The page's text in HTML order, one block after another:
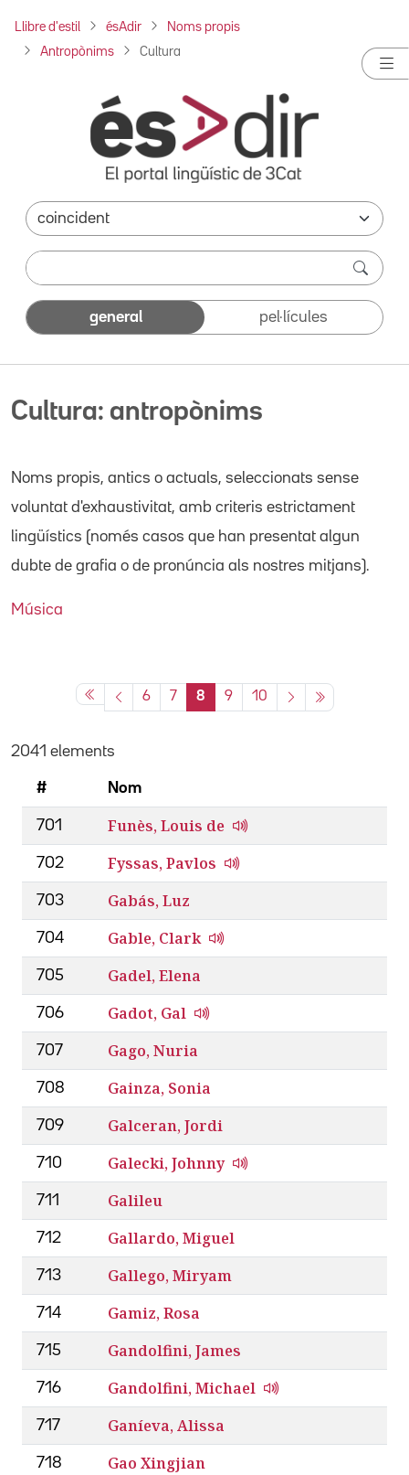
Llibre d'estil ésAdir Noms propis
Antropònims Cultura
general pel·lícules
Cultura: antropònims
Noms propis, antics o actuals, seleccionats sense
voluntat d'exhaustivitat, amb criteris estrictament
lingüístics (només casos que han presentat algun
dubte de grafia o de pronúncia als nostres mitjans).
Música
6 7 8 9 10
2041 elements
# Nom
701 Funès, Louis de
702 Fyssas, Pavlos
703 Gabás, Luz
704 Gable, Clark
705 Gadel, Elena
706 Gadot, Gal
707 Gago, Nuria
708 Gainza, Sonia
709 Galceran, Jordi
710 Galecki, Johnny
711 Galileu
712 Gallardo, Miguel
713 Gallego, Miryam
714 Gamiz, Rosa
715 Gandolfini, James
716 Gandolfini, Michael
717 Ganíeva, Alissa
718 Gao Xingjian